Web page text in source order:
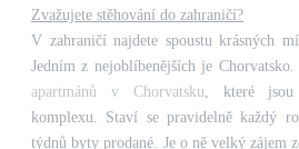
Zvažujete stěhování do zahraničí?
V zahraničí najdete spoustu krásných
Jedním z nejoblíbenějších je
apartmánů v Chorvatsku, které jsou
komplexu. Staví se pravidelně každý
týdnů byty prodané. Je o ně velký zájem